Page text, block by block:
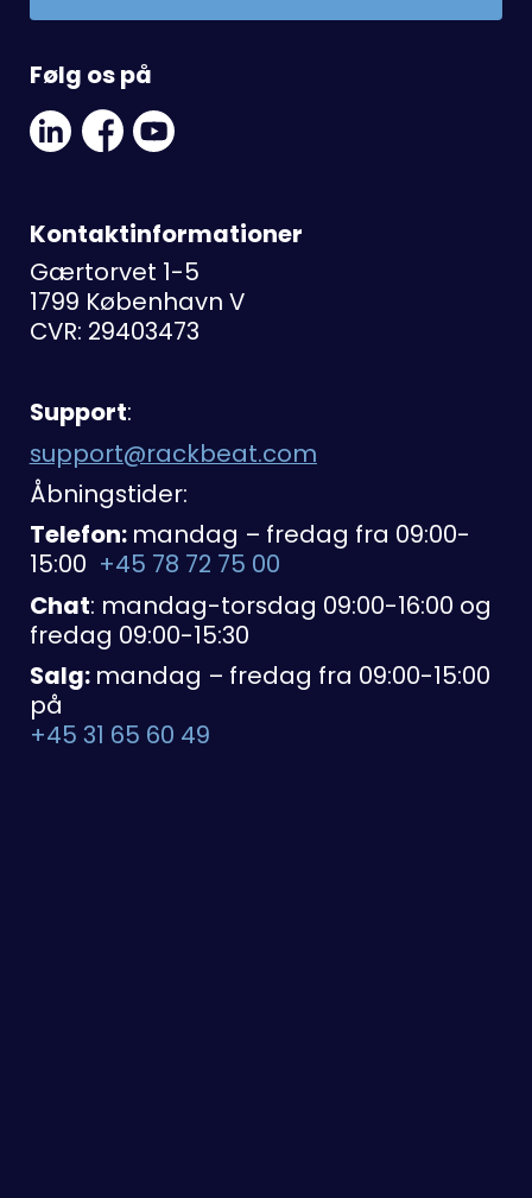
Følg os på
Linkedin
Social
Link
Facebook
Social
Link
Youtube
Link
Kontaktinformationer
Gærtorvet 1-5
1799 København V
CVR: 29403473
Support:
support@rackbeat.com
Åbningstider:
Telefon: mandag – fredag fra 09:00-
15:00 +45 78 72 75 00
Chat: mandag-torsdag 09:00-16:00 og
fredag 09:00-15:30
Salg: mandag – fredag fra 09:00-15:00
på
+45 31 65 60 49